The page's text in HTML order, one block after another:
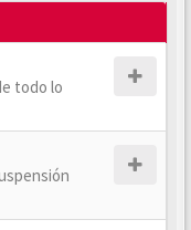
todo lo